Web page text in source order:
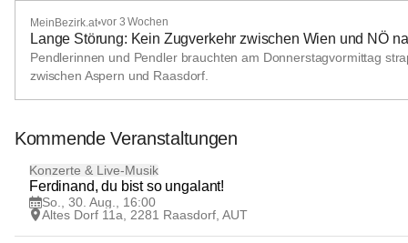
MeinBezirk.at•vor 3 Wochen
Lange Störung: Kein Zugverkehr zwischen Wien und NÖ
Pendlerinnen und Pendler brauchten am Donnerstagvormittag
zwischen Aspern und Raasdorf.
Kommende Veranstaltungen
30
AUG
Konzerte & Live-Musik
Ferdinand, du bist so ungalant!
So., 30. Aug., 16:00
Altes Dorf 11a, 2281 Raasdorf, AUT